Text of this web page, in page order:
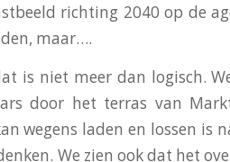
richting 2040 op de
maar….
is niet meer dan logisch.
door het terras van
wegens laden en lossen is
We zien ook dat het